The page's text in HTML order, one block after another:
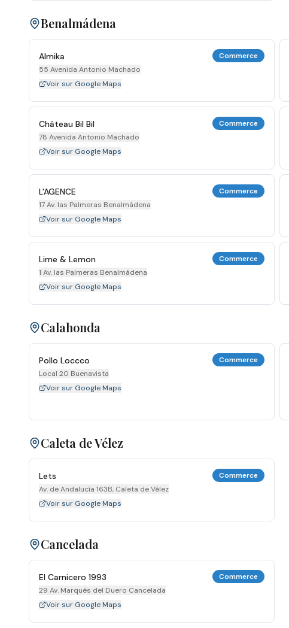
Benalmádena
Almika
55 Avenida Antonio Machado
Commerce
Voir sur Google Maps
Château Bil Bil
78 Avenida Antonio Machado
Commerce
Voir sur Google Maps
L'AGENCE
17 Av. las Palmeras Benalmádena
Commerce
Voir sur Google Maps
Lime & Lemon
1 Av. las Palmeras Benalmádena
Commerce
Voir sur Google Maps
Calahonda
Pollo Loccco
Local 20 Buenavista
Commerce
Voir sur Google Maps
Caleta de Vélez
Lets
Av. de Andalucía 163B, Caleta de Vélez
Commerce
Voir sur Google Maps
Cancelada
El Carnicero 1993
29 Av. Marqués del Duero Cancelada
Commerce
Voir sur Google Maps